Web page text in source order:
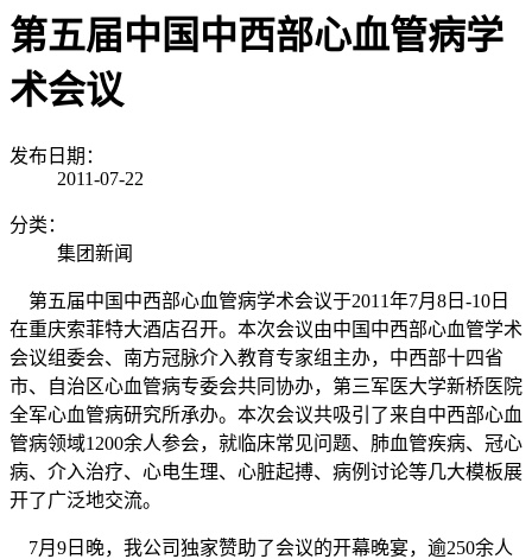
第五届中国中西部心血管病学
术会议
发布日期：
2011-07-22
分类：
集团新闻
第五届中国中西部心血管病学术会议于2011年7月8日-10日
在重庆索菲特大酒店召开。本次会议由中国中西部心血管学术
会议组委会、南方冠脉介入教育专家组主办，中西部十四省
市、自治区心血管病专委会共同协办，第三军医大学新桥医院
全军心血管病研究所承办。本次会议共吸引了来自中西部心血
管病领域1200余人参会，就临床常见问题、肺血管疾病、冠心
病、介入治疗、心电生理、心脏起搏、病例讨论等几大模板展
开了广泛地交流。
7月9日晚，我公司独家赞助了会议的开幕晚宴，逾250余人